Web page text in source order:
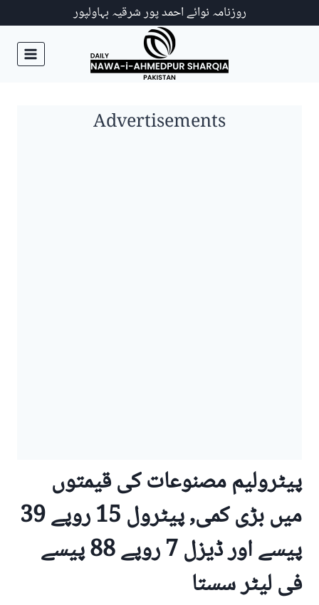
روزنامہ نوائے احمد پور شرقیہ بہاولپور
Advertisements
پیٹرولیم مصنوعات کی قیمتوں
میں بڑی کمی, پیٹرول 15 روپے 39
پیسے اور ڈیزل 7 روپے 88 پیسے
فی لیٹر سستا